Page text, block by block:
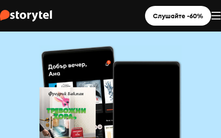
Слушайте -60%